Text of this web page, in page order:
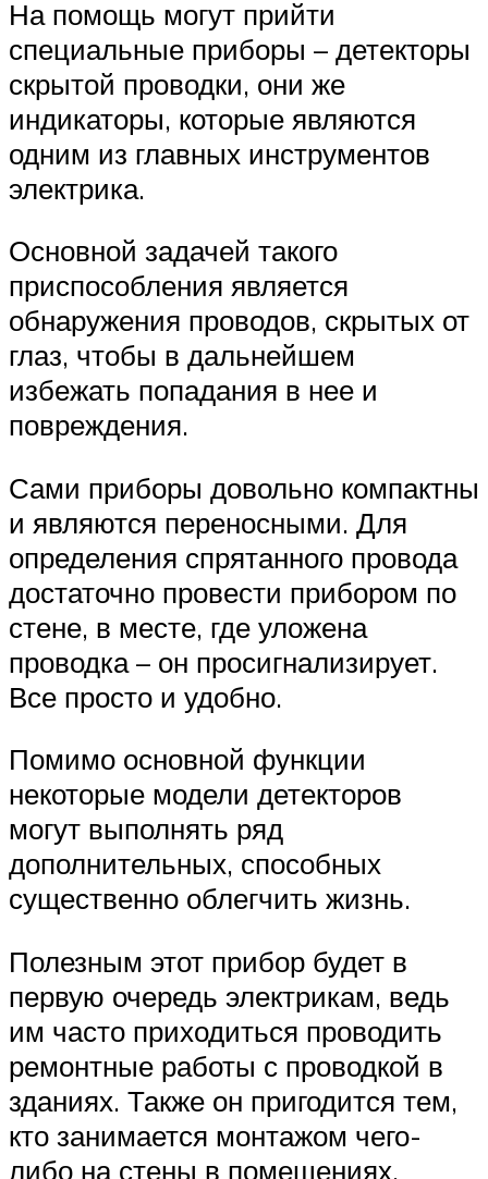
На помощь могут прийти
специальные приборы – детекторы
скрытой проводки, они же
индикаторы, которые являются
одним из главных инструментов
электрика.
Основной задачей такого
приспособления является
обнаружения проводов, скрытых от
глаз, чтобы в дальнейшем
избежать попадания в нее и
повреждения.
Сами приборы довольно компактны
и являются переносными. Для
определения спрятанного провода
достаточно провести прибором по
стене, в месте, где уложена
проводка – он просигнализирует.
Все просто и удобно.
Помимо основной функции
некоторые модели детекторов
могут выполнять ряд
дополнительных, способных
существенно облегчить жизнь.
Полезным этот прибор будет в
первую очередь электрикам, ведь
им часто приходиться проводить
ремонтные работы с проводкой в
зданиях. Также он пригодится тем,
кто занимается монтажом чего-
либо на стены в помещениях.